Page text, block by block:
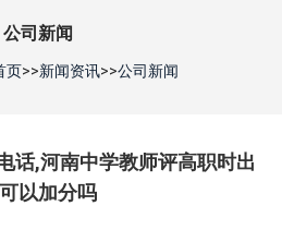
公司新闻
页>>新闻资讯>>公司新闻
话,河南中学教师评高职时出
以加分吗